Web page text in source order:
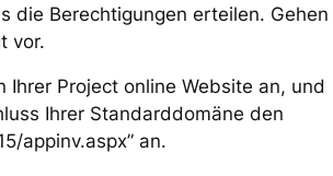
die Berechtigungen erteilen. Gehen
vor.
Ihrer Project online Website an, und
Ihrer Standarddomäne den
appinv.aspx” an.